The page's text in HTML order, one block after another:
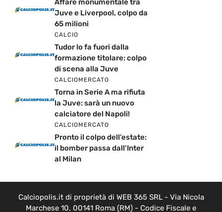
Affare monumentale tra
Juve e Liverpool, colpo da
65 milioni
CALCIO
Tudor lo fa fuori dalla
formazione titolare: colpo
di scena alla Juve
CALCIOMERCATO
Torna in Serie A ma rifiuta
la Juve: sarà un nuovo
calciatore del Napoli!
CALCIOMERCATO
Pronto il colpo dell’estate:
il bomber passa dall’Inter
al Milan
Calciopolis.it di proprietà di WEB 365 SRL - Via Nicola
Marchese 10, 00141 Roma (RM) - Codice Fiscale e